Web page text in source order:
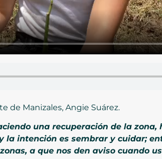
de Manizales, Angie Suárez.
una recuperación de la zona,
la intención es sembrar y cuidar;
a que nos den aviso cuando